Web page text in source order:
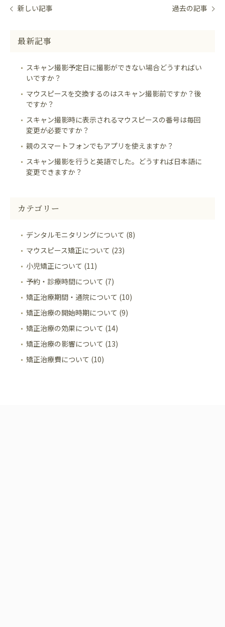
新しい記事 過去の記事
最新記事
スキャン撮影予定日に撮影ができない場合どうすればい
いですか？
マウスピースを交換するのはスキャン撮影前ですか？後
ですか？
スキャン撮影時に表示されるマウスピースの番号は毎回
変更が必要ですか？
親のスマートフォンでもアプリを使えますか？
スキャン撮影を行うと英語でした。どうすれば日本語に
変更できますか？
カテゴリー
デンタルモニタリングについて (8)
マウスピース矯正について (23)
小児矯正について (11)
予約・診療時間について (7)
矯正治療期間・通院について (10)
矯正治療の開始時期について (9)
矯正治療の効果について (14)
矯正治療の影響について (13)
矯正治療費について (10)